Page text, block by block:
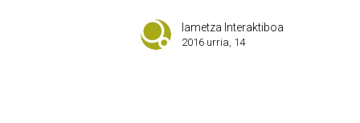
Iametza Interaktiboa
2016 urria, 14